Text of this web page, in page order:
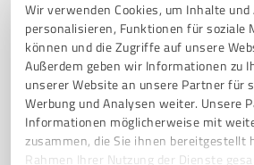
Wir verwenden Cookies, um Inhalte und
personalisieren, Funktionen für soziale
können und die Zugriffe auf unsere
Außerdem geben wir Informationen zu
unserer Website an unsere Partner für
Werbung und Analysen weiter. Unsere
Informationen möglicherweise mit
zusammen, die Sie ihnen bereitgestellt
Rahmen Ihrer Nutzung der Dienste
Lindenstraße, 33415 Verl
Tel. +49 5246 936657
ulrike-
wohlfuehlzeit-verl.de/
62Bewertungen
von 66 veröffentlicht
(2 Quellen)